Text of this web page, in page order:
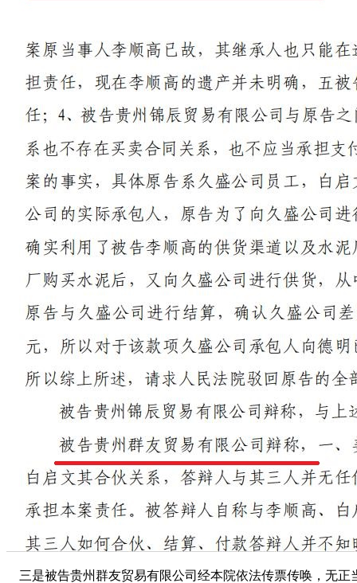
三是被告贵州群友贸易有限公司经本院依法传票传唤，无正